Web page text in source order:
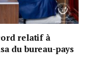
relatif à
du bureau-pays